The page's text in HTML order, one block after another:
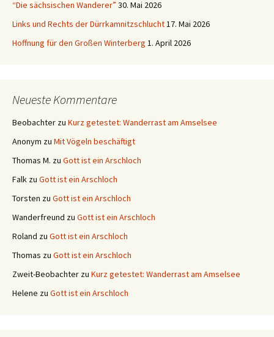
“Die sächsischen Wanderer” 30. Mai 2026
Links und Rechts der Dürrkamnitzschlucht17. Mai 2026
Hoffnung für den Großen Winterberg 1. April 2026
Neueste Kommentare
Beobachter zu Kurz getestet: Wanderrast am Amselsee
Anonym zu Mit Vögeln beschäftigt
Thomas M. zu Gott ist ein Arschloch
Falk zu Gott ist ein Arschloch
Torsten zu Gott ist ein Arschloch
Wanderfreund zu Gott ist ein Arschloch
Roland zu Gott ist ein Arschloch
Thomas zu Gott ist ein Arschloch
Zweit-Beobachter zu Kurz getestet: Wanderrast am Amselsee
Helene zu Gott ist ein Arschloch